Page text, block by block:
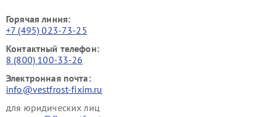
Горячая линия:
+7 (495) 023-73-25
Контактный телефон:
8 (800) 100-33-26
Электронная почта:
info@vestfrost-fixim.ru
для юридических лиц